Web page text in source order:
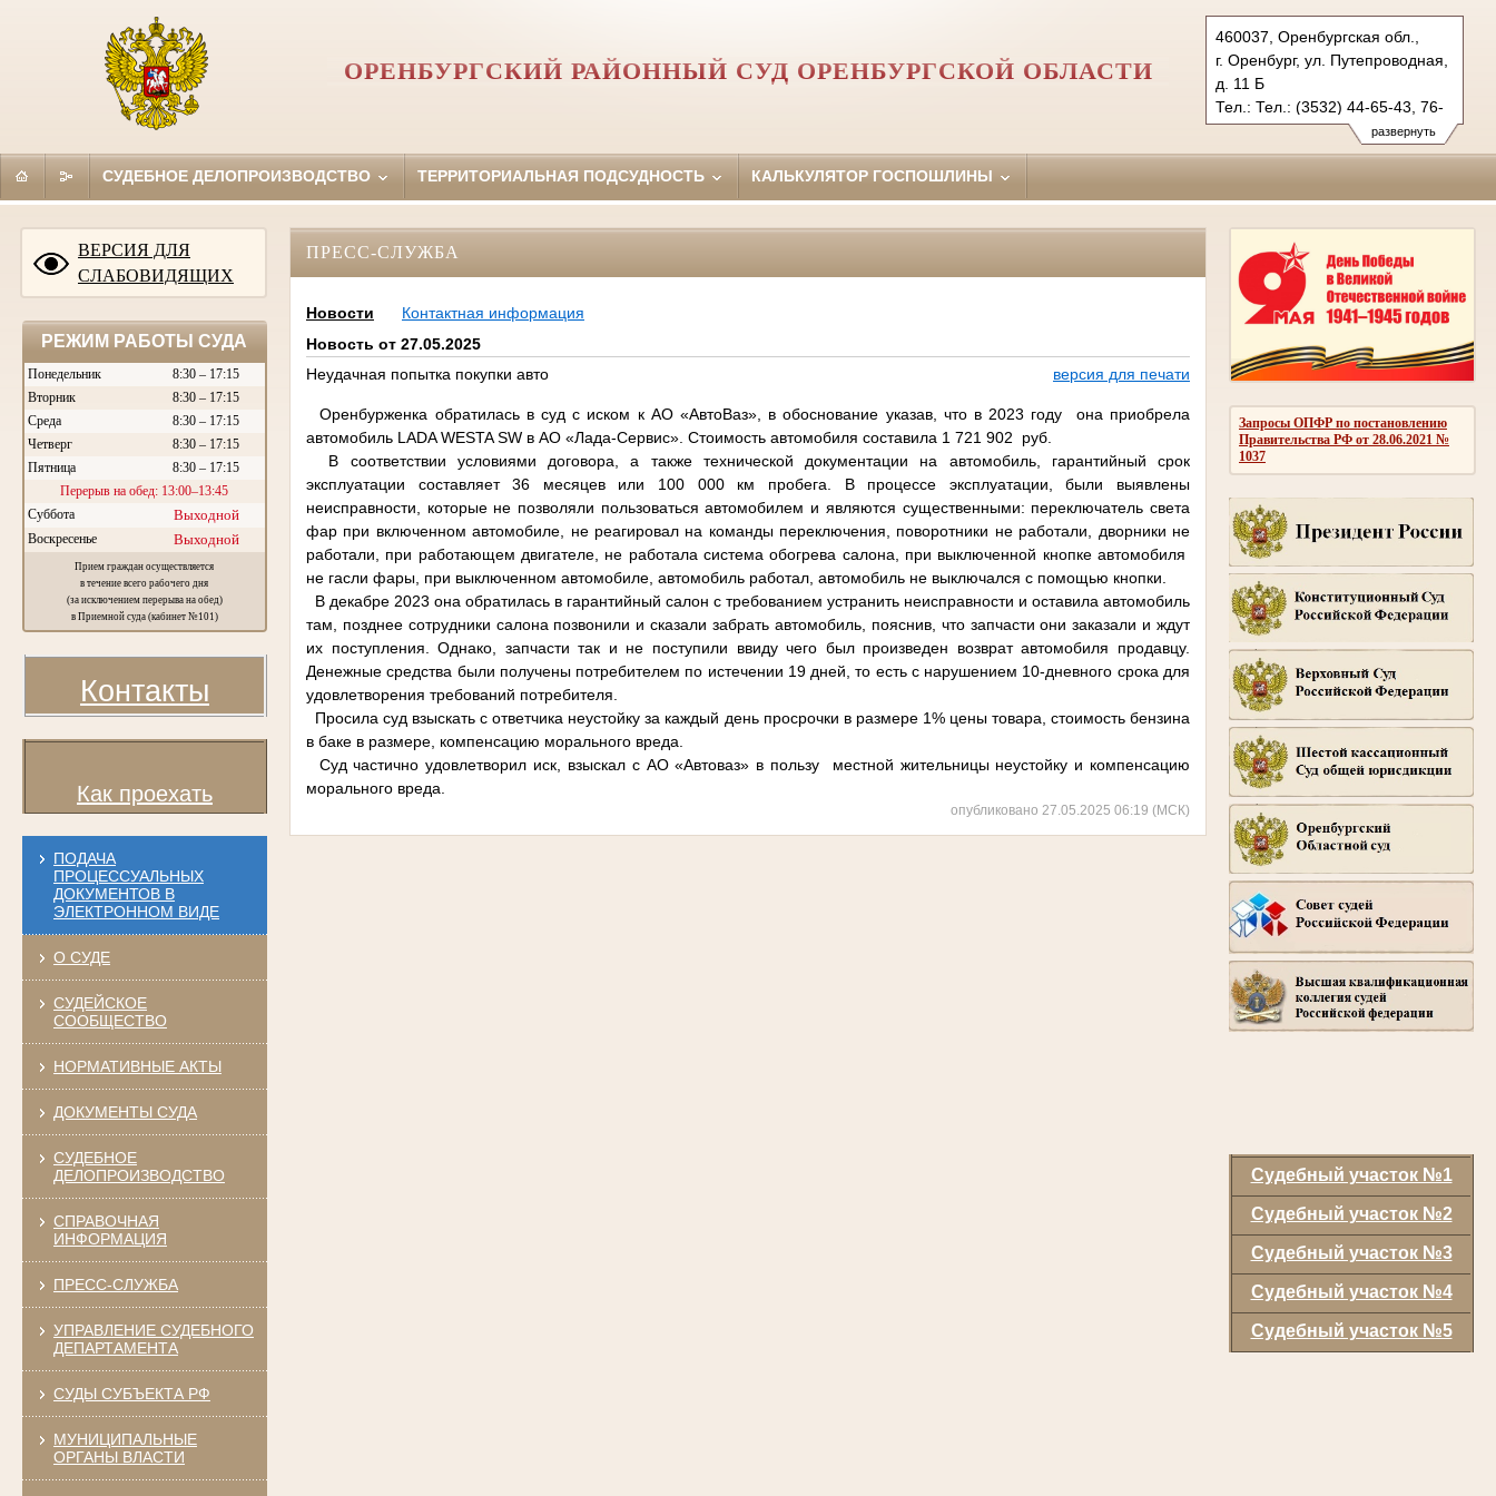
развернуть
460037, Оренбургская обл.,
г. Оренбург, ул. Путепроводная,
д. 11 Б
Тел.: Тел.: (3532) 44-65-43, 76-
13-98
orenburgsky.orb@sudrf.ru
ОРЕНБУРГСКИЙ РАЙОННЫЙ СУД ОРЕНБУРГСКОЙ ОБЛАСТИ
СУДЕБНОЕ ДЕЛОПРОИЗВОДСТВО ТЕРРИТОРИАЛЬНАЯ ПОДСУДНОСТЬ КАЛЬКУЛЯТОР ГОСПОШЛИНЫ
ВЕРСИЯ ДЛЯ
СЛАБОВИДЯЩИХ
РЕЖИМ РАБОТЫ СУДА
Понедельник
8:30 – 17:15
Вторник
8:30 – 17:15
Среда
8:30 – 17:15
Четверг
8:30 – 17:15
Пятница
8:30 – 17:15
Перерыв на обед: 13:00–13:45
Суббота
Выходной
Воскресенье Выходной
Прием граждан осуществляется
в течение всего рабочего дня
(за исключением перерыва на обед)
в Приемной суда (кабинет №101)
Контакты
Как проехать
ПОДАЧА
ПРОЦЕССУАЛЬНЫХ
ДОКУМЕНТОВ В
ЭЛЕКТРОННОМ ВИДЕ
О СУДЕ
СУДЕЙСКОЕ
СООБЩЕСТВО
НОРМАТИВНЫЕ АКТЫ
ДОКУМЕНТЫ СУДА
СУДЕБНОЕ
ДЕЛОПРОИЗВОДСТВО
СПРАВОЧНАЯ
ИНФОРМАЦИЯ
ПРЕСС-СЛУЖБА
УПРАВЛЕНИЕ СУДЕБНОГО
ДЕПАРТАМЕНТА
СУДЫ СУБЪЕКТА РФ
МУНИЦИПАЛЬНЫЕ
ОРГАНЫ ВЛАСТИ
Запросы ОПФР по постановлению
Правительства РФ от 28.06.2021 №
1037
Судебный участок №1
Судебный участок №2
Судебный участок №3
Судебный участок №4
Судебный участок №5
ПРЕСС-СЛУЖБА
Новости
Контактная информация
Новость от 27.05.2025
Неудачная попытка покупки авто
версия для печати
Оренбурженка обратилась в суд с иском к АО «АвтоВаз», в обоснование указав, что в 2023 году она приобрела
автомобиль LADA WESTA SW в АО «Лада-Сервис». Стоимость автомобиля составила 1 721 902 руб.
В соответствии условиями договора, а также технической документации на автомобиль, гарантийный срок
эксплуатации составляет 36 месяцев или 100 000 км пробега. В процессе эксплуатации, были выявлены
неисправности, которые не позволяли пользоваться автомобилем и являются существенными: переключатель света
фар при включенном автомобиле, не реагировал на команды переключения, поворотники не работали, дворники не
работали, при работающем двигателе, не работала система обогрева салона, при выключенной кнопке автомобиля
не гасли фары, при выключенном автомобиле, автомобиль работал, автомобиль не выключался с помощью кнопки.
В декабре 2023 она обратилась в гарантийный салон с требованием устранить неисправности и оставила автомобиль
там, позднее сотрудники салона позвонили и сказали забрать автомобиль, пояснив, что запчасти они заказали и ждут
их поступления. Однако, запчасти так и не поступили ввиду чего был произведен возврат автомобиля продавцу.
Денежные средства были получены потребителем по истечении 19 дней, то есть с нарушением 10-дневного срока для
удовлетворения требований потребителя.
Просила суд взыскать с ответчика неустойку за каждый день просрочки в размере 1% цены товара, стоимость бензина
в баке в размере, компенсацию морального вреда.
Суд частично удовлетворил иск, взыскал с АО «Автоваз» в пользу местной жительницы неустойку и компенсацию
морального вреда.
опубликовано 27.05.2025 06:19 (МСК)